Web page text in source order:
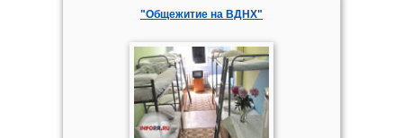
"Общежитие на ВДНХ"